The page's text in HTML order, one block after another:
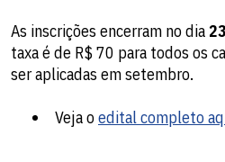
As inscrições encerram no dia
taxa é de R$ 70 para todos os
ser aplicadas em setembro.
Veja oedital completo